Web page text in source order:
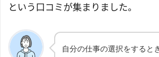
という口コミが集まりました。
自分の仕事の選択をすると